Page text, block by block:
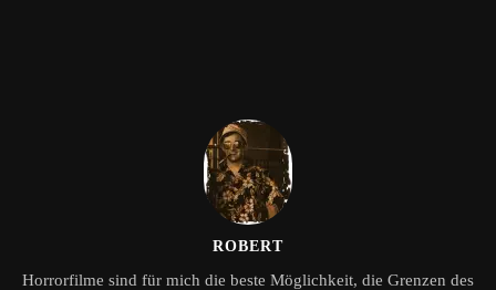
ROBERT
Horrorfilme sind für mich die beste Möglichkeit, die Grenzen des